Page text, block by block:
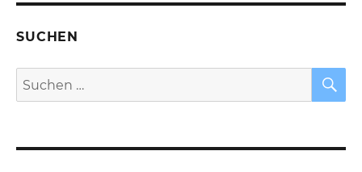
SUCHEN
Suchen
nach: